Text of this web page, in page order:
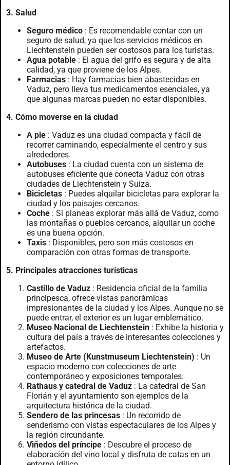
3. Salud
Seguro médico : Es recomendable contar con un
seguro de salud, ya que los servicios médicos en
Liechtenstein pueden ser costosos para los turistas.
Agua potable : El agua del grifo es segura y de alta
calidad, ya que proviene de los Alpes.
Farmacias : Hay farmacias bien abastecidas en
Vaduz, pero lleva tus medicamentos esenciales, ya
que algunas marcas pueden no estar disponibles.
4. Cómo moverse en la ciudad
A pie : Vaduz es una ciudad compacta y fácil de
recorrer caminando, especialmente el centro y sus
alrededores.
Autobuses : La ciudad cuenta con un sistema de
autobuses eficiente que conecta Vaduz con otras
ciudades de Liechtenstein y Suiza.
Bicicletas : Puedes alquilar bicicletas para explorar la
ciudad y los paisajes cercanos.
Coche : Si planeas explorar más allá de Vaduz, como
las montañas o pueblos cercanos, alquilar un coche
es una buena opción.
Taxis : Disponibles, pero son más costosos en
comparación con otras formas de transporte.
5. Principales atracciones turísticas
Castillo de Vaduz : Residencia oficial de la familia
principesca, ofrece vistas panorámicas
impresionantes de la ciudad y los Alpes. Aunque no se
puede entrar, el exterior es un lugar emblemático.
Museo Nacional de Liechtenstein : Exhibe la historia y
cultura del país a través de interesantes colecciones y
artefactos.
Museo de Arte (Kunstmuseum Liechtenstein) : Un
espacio moderno con colecciones de arte
contemporáneo y exposiciones temporales.
Rathaus y catedral de Vaduz : La catedral de San
Florián y el ayuntamiento son ejemplos de la
arquitectura histórica de la ciudad.
Sendero de las princesas : Un recorrido de
senderismo con vistas espectaculares de los Alpes y
la región circundante.
Viñedos del príncipe : Descubre el proceso de
elaboración del vino local y disfruta de catas en un